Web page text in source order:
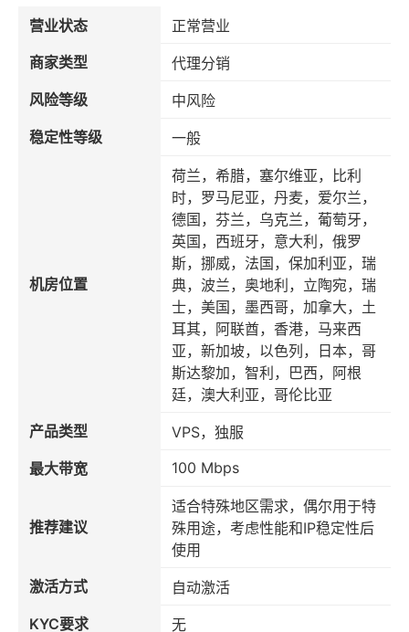
营业状态
正常营业
商家类型
代理分销
风险等级
中风险
稳定性等级
一般
机房位置
荷兰，希腊，塞尔维亚，比利
时，罗马尼亚，丹麦，爱尔兰，
德国，芬兰，乌克兰，葡萄牙，
英国，西班牙，意大利，俄罗
斯，挪威，法国，保加利亚，瑞
典，波兰，奥地利，立陶宛，瑞
士，美国，墨西哥，加拿大，土
耳其，阿联酋，香港，马来西
亚，新加坡，以色列，日本，哥
斯达黎加，智利，巴西，阿根
廷，澳大利亚，哥伦比亚
产品类型
VPS，独服
最大带宽
100 Mbps
推荐建议
适合特殊地区需求，偶尔用于特
殊用途，考虑性能和IP稳定性后
使用
激活方式
自动激活
KYC要求
无